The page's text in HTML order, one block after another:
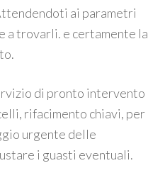
ai parametri
a trovarli. e certamente la
di pronto intervento
rifacimento chiavi, per
urgente delle
i guasti eventuali.